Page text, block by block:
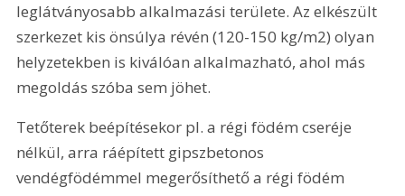
leglátványosabb alkalmazási területe. Az elkészült
szerkezet kis önsúlya révén (120-150 kg/m2) olyan
helyzetekben is kiválóan alkalmazható, ahol más
megoldás szóba sem jöhet.
Tetőterek beépítésekor pl. a régi födém cseréje
nélkül, arra ráépített gipszbetonos
vendégfödémmel megerősíthető a régi födém